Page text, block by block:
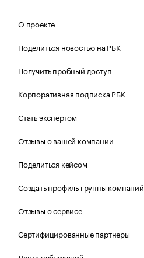
О проекте
Поделиться новостью на РБК
Получить пробный доступ
Корпоративная подписка РБК
Стать экспертом
Отзывы о вашей компании
Поделиться кейсом
Создать профиль группы компаний
Отзывы о сервисе
Сертифицированные партнеры